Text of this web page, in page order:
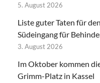
5. August 2026
Liste guter Taten für
Südeingang für
3. August 2026
Im Oktober kommen
Grimm-Platz in Kassel